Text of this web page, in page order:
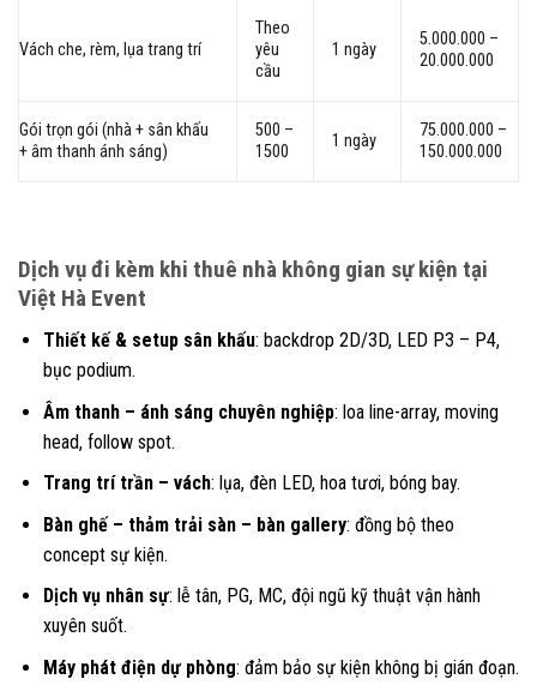
Vách che, rèm, lụa trang trí
Theo
yêu
cầu
1 ngày
5.000.000 –
20.000.000
Gói trọn gói (nhà + sân khấu
+ âm thanh ánh sáng)
500 –
1500
1 ngày
75.000.000 –
150.000.000
Dịch vụ đi kèm khi thuê nhà không gian sự kiện tại
Việt Hà Event
Thiết kế & setup sân khấu: backdrop 2D/3D, LED P3 – P4,
bục podium.
Âm thanh – ánh sáng chuyên nghiệp: loa line-array, moving
head, follow spot.
Trang trí trần – vách: lụa, đèn LED, hoa tươi, bóng bay.
Bàn ghế – thảm trải sàn – bàn gallery: đồng bộ theo
concept sự kiện.
Dịch vụ nhân sự: lễ tân, PG, MC, đội ngũ kỹ thuật vận hành
xuyên suốt.
Máy phát điện dự phòng: đảm bảo sự kiện không bị gián đoạn.